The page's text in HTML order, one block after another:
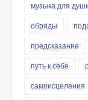
музыка для
обряды
предсказание
путь к себе
самоисцеления